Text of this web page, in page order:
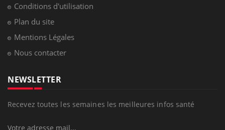
Conditions d'utilisation
Plan du site
Mentions Légales
Nous contacter
NEWSLETTER
Recevez toutes les semaines les meilleures infos santé